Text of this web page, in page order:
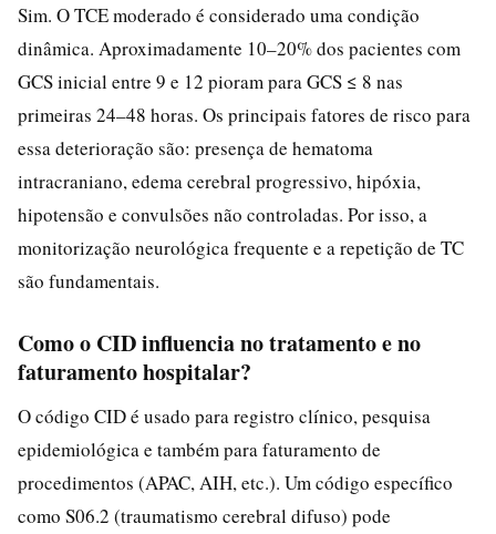
Sim. O TCE moderado é considerado uma condição
dinâmica. Aproximadamente 10–20% dos pacientes com
GCS inicial entre 9 e 12 pioram para GCS ≤ 8 nas
primeiras 24–48 horas. Os principais fatores de risco para
essa deterioração são: presença de hematoma
intracraniano, edema cerebral progressivo, hipóxia,
hipotensão e convulsões não controladas. Por isso, a
monitorização neurológica frequente e a repetição de TC
são fundamentais.
Como o CID influencia no tratamento e no
faturamento hospitalar?
O código CID é usado para registro clínico, pesquisa
epidemiológica e também para faturamento de
procedimentos (APAC, AIH, etc.). Um código específico
como S06.2 (traumatismo cerebral difuso) pode